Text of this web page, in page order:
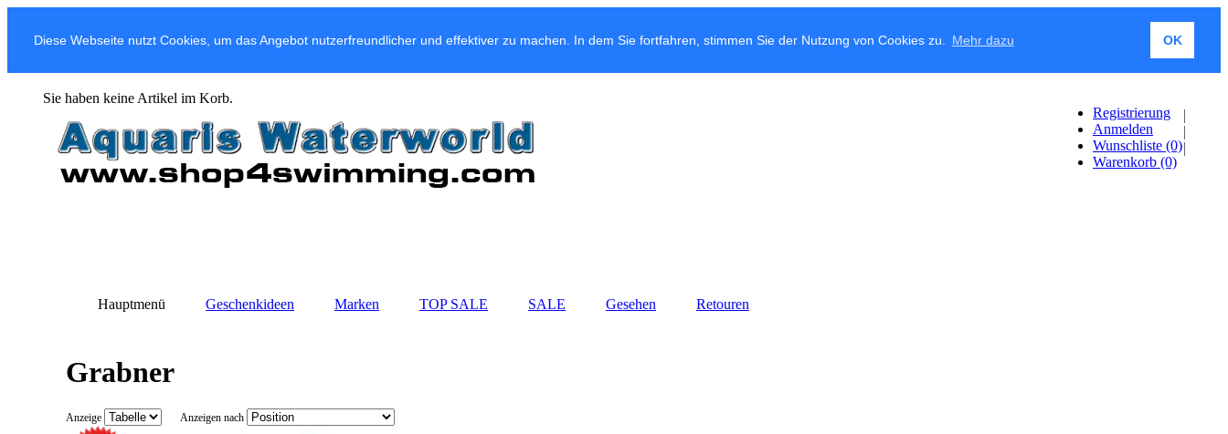
Diese Webseite nutzt Cookies, um das Angebot nutzerfreundlicher und effektiver zu machen. In dem Sie fortfahren, stimmen Sie der Nutzung von Cookies zu. Mehr dazu OK
Registrierung
Anmelden
Wunschliste (0)
Warenkorb (0)
Sie haben keine Artikel im Korb.
Hauptmenü Geschenkideen Marken TOP SALE SALE Gesehen Retouren
Grabner
Anzeige Anzeigen nach